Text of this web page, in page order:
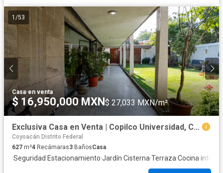
1 /53
Casa·en venta
$ 16,950,000 MXN$ 27,033 MXN/m²
Exclusiva Casa en Venta | Copilco Universidad, CDMX
Coyoacán Distrito Federal
627 m²4 Recámaras3 BañosCasa
·Seguridad·Estacionamiento·Jardín·Cisterna·Terraza·Cocina